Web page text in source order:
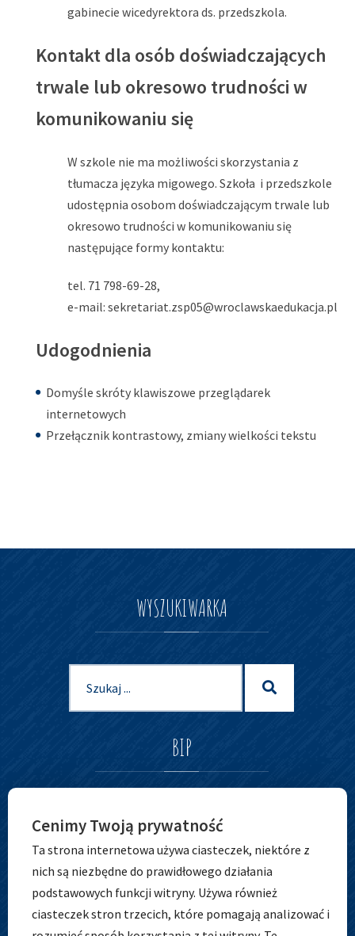
gabinecie wicedyrektora ds. przedszkola.
Kontakt dla osób doświadczających
trwale lub okresowo trudności w
komunikowaniu się
W szkole nie ma możliwości skorzystania z
tłumacza języka migowego. Szkoła i przedszkole
udostępnia osobom doświadczającym trwale lub
okresowo trudności w komunikowaniu się
następujące formy kontaktu:
tel. 71 798-69-28,
e-mail: sekretariat.zsp05@wroclawskaedukacja.pl
Udogodnienia
Domyśle skróty klawiszowe przeglądarek
internetowych
Przełącznik kontrastowy, zmiany wielkości tekstu
WYSZUKIWARKA
dla:
BIP
Cenimy Twoją prywatność
Ta strona internetowa używa ciasteczek, niektóre z
nich są niezbędne do prawidłowego działania
podstawowych funkcji witryny. Używa również
ciasteczek stron trzecich, które pomagają analizować i